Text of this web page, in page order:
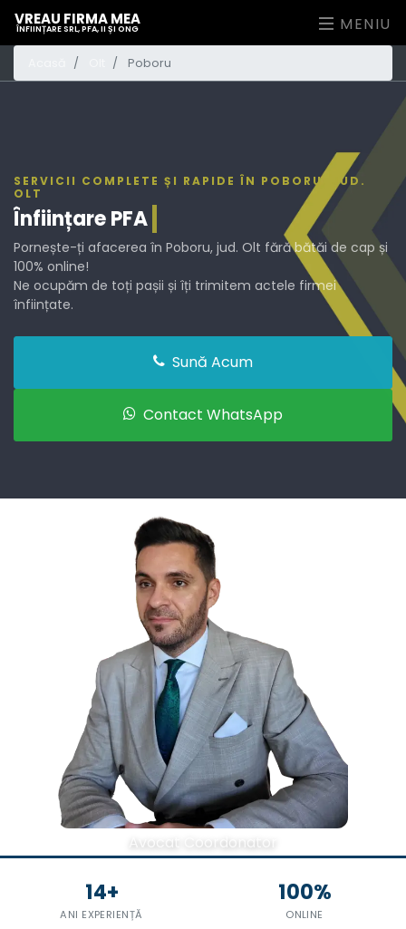
VREAU FIRMA MEA
ÎNFIINȚARE SRL, PFA, II ȘI ONG MENIU
Poboru
SERVICII COMPLETE ȘI RAPIDE ÎN POBORU, JUD.
OLT
ÎnființarePFA
Pornește-ți afacerea în Poboru, jud. Olt fără bătăi de cap și
100% online!
Ne ocupăm de toți pașii și îți trimitem actele firmei
înființate.
Sună Acum
Contact WhatsApp
Avocat Coordonator
14+
ANI EXPERIENȚĂ
100%
ONLINE